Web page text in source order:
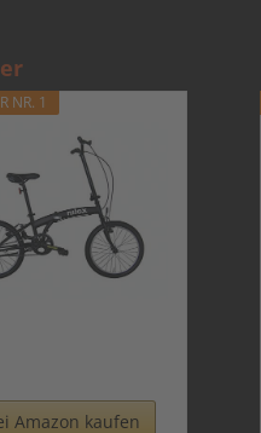
NR. 1
Amazon kaufen